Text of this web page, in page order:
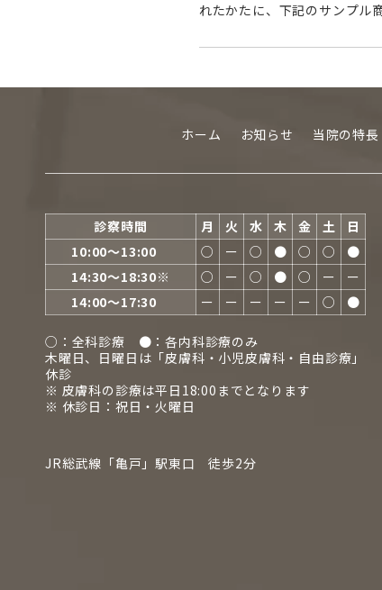
れたかたに、下記のサンプ
ホーム お知らせ 当院の特長
診察時間 月 火 水 木 金 土
日
10:00〜13:00
○ ー ○ ● ○ ○
●
14:30〜18:30※
○ ー ○ ● ○ ー
ー
14:00〜17:30
ー ー ー ー ー ○ ●
○：全科診療 ●：各内科診療のみ
木曜日、日曜日は「皮膚科・小児皮膚科・自由診療」
休診
※ 皮膚科の診療は平日18:00までとなります
※ 休診日：祝日・火曜日
JR総武線「亀戸」駅東口 徒歩2分